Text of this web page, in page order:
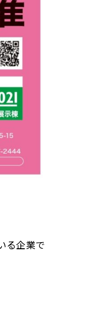
る企業で